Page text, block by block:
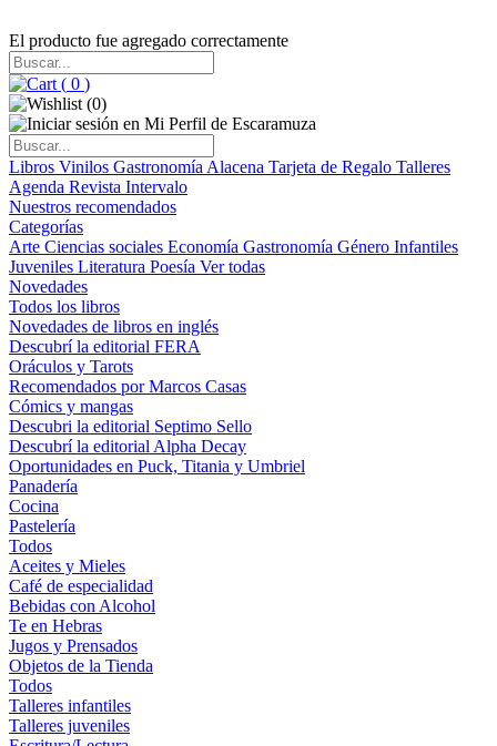
El producto fue agregado correctamente
( 0 )
(0)
Libros Vinilos Gastronomía Alacena Tarjeta de Regalo Talleres
Agenda Revista Intervalo
Nuestros recomendados
Categorías
Arte Ciencias sociales Economía Gastronomía Género Infantiles
Juveniles Literatura Poesía Ver todas
Novedades
Todos los libros
Novedades de libros en inglés
Descubrí la editorial FERA
Oráculos y Tarots
Recomendados por Marcos Casas
Cómics y mangas
Descubri la editorial Septimo Sello
Descubrí la editorial Alpha Decay
Oportunidades en Puck, Titania y Umbriel
Panadería
Cocina
Pastelería
Todos
Aceites y Mieles
Café de especialidad
Bebidas con Alcohol
Te en Hebras
Jugos y Prensados
Objetos de la Tienda
Todos
Talleres infantiles
Talleres juveniles